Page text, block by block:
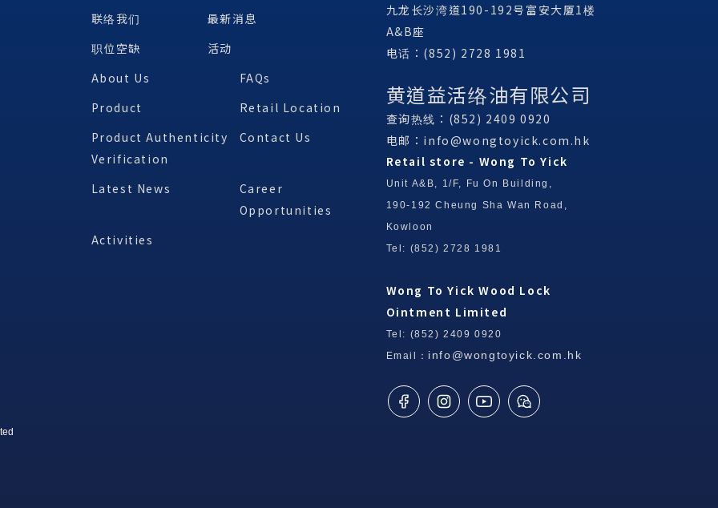
联络我们
最新消息
职位空缺
活动
About Us
FAQs
Product
Retail Location
Product Authenticity
Verification
Contact Us
Latest News
Career
Opportunities
Activities
九龙长沙湾道190-192号富安大厦1楼
A&B座
电话：(852) 2728 1981
黄道益活络油有限公司
查询热线：(852) 2409 0920
电邮： info@wongtoyick.com.hk
Retail store - Wong To Yick
Unit A&B, 1/F, Fu On Building,
190-192 Cheung Sha Wan Road,
Kowloon
Tel: (852) 2728 1981
Wong To Yick Wood Lock
Ointment Limited
Tel: (852) 2409 0920
Email： info@wongtoyick.com.hk